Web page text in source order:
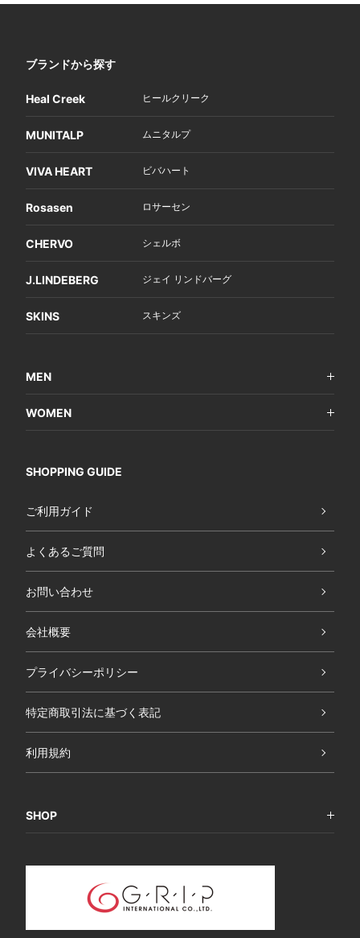
ブランドから探す
Heal Creek ヒールクリーク
MUNITALP ムニタルプ
VIVA HEART ビバハート
Rosasen ロサーセン
CHERVO シェルボ
J.LINDEBERG ジェイ リンドバーグ
SKINS スキンズ
MEN
WOMEN
SHOPPING GUIDE
ご利用ガイド
よくあるご質問
お問い合わせ
会社概要
プライバシーポリシー
特定商取引法に基づく表記
利用規約
SHOP